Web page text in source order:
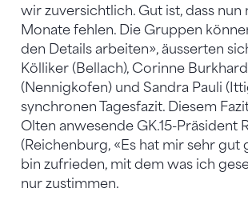
wir zuversichtlich. Gut ist, dass nun
Monate fehlen. Die Gruppen
den Details arbeiten», äusserten
Kölliker (Bellach), Corinne Burkhard
(Nennigkofen) und Sandra Pauli
synchronen Tagesfazit. Diesem
Olten anwesende GK.15-Präsident
(Reichenburg, «Es hat mir sehr gut
bin zufrieden, mit dem was ich
nur zustimmen.